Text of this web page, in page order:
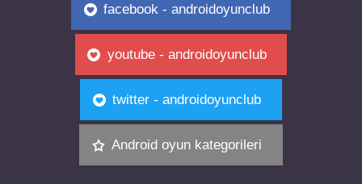
facebook - androidoyunclub
youtube - androidoyunclub
twitter - androidoyunclub
Android oyun kategorileri